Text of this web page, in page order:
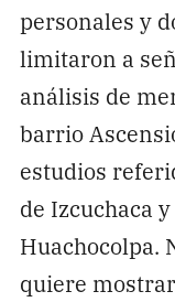
personales y
limitaron a
análisis de
barrio
estudios
de Izcuchaca
Huachocolpa.
quiere